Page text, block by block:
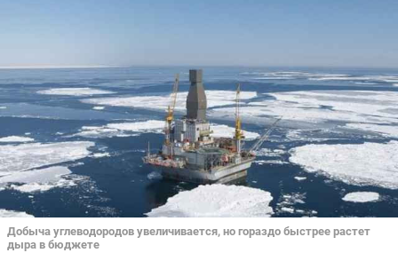
Добыча углеводородов увеличивается, но гораздо быстрее растет
дыра в бюджете